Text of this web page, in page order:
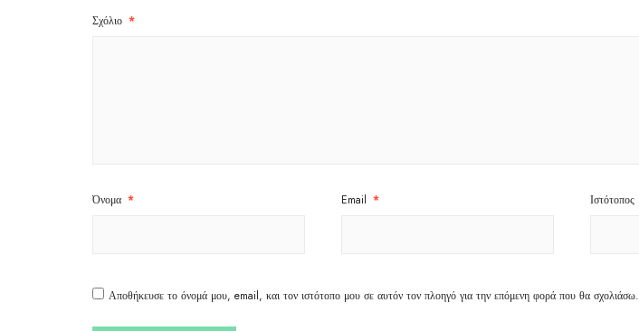
Σχόλιο *
Όνομα * Email * Ιστότοπος
Αποθήκευσε το όνομά μου, email, και τον ιστότοπο μου σε αυτόν τον πλοηγό για την επόμενη φορά που θα σχολιάσω.